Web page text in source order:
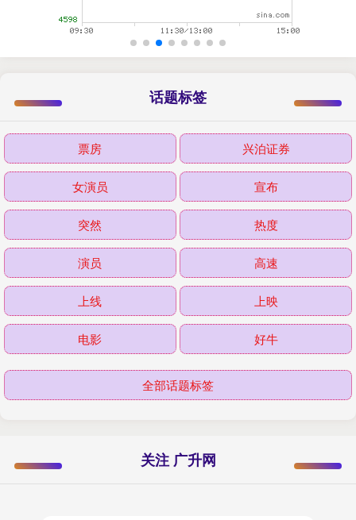
话题标签
票房 兴泊证券
女演员 宣布
突然 热度
演员 高速
上线 上映
电影 好牛
全部话题标签
关注 广升网